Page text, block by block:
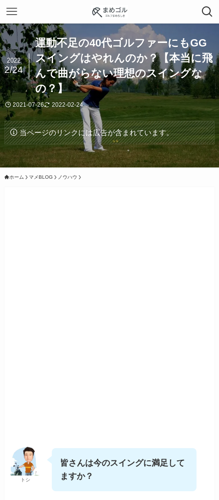
運動不足の40代ゴルファーにもGG
スイングはやれんのか？【本当に飛
んで曲がらない理想のスイングな
の？】
2022
2/24
2021-07-26 2022-02-24
当ページのリンクには広告が含まれています。
ホーム マメBLOG ノウハウ
トシ
皆さんは今のスイングに満足して
ますか？